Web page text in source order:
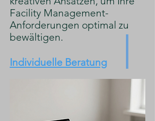
Facility Management-
Anforderungen optimal zu
bewältigen.
Individuelle Beratung